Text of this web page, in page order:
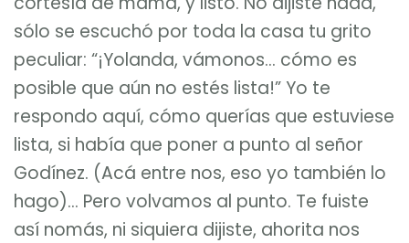
sólo se escuchó por toda la casa tu grito
peculiar: “¡Yolanda, vámonos… cómo es
posible que aún no estés lista!” Yo te
respondo aquí, cómo querías que estuviese
lista, si había que poner a punto al señor
Godínez. (Acá entre nos, eso yo también lo
hago)… Pero volvamos al punto. Te fuiste
así nomás, ni siquiera dijiste, ahorita nos